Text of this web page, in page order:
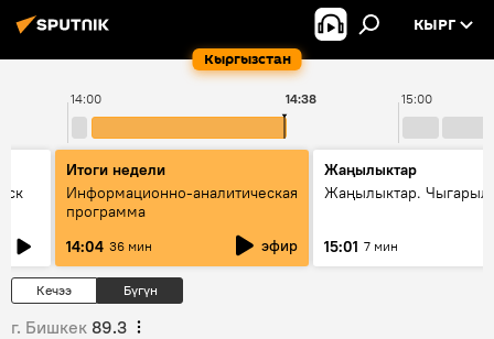
Кыргызстан
КЫРГ
14:00 15:00
14:38
Итоги недели
Информационно-аналитическая
программа
14:04 36 мин эфир
Жаңылыктар
Жаңылыктар.
15:01 7 мин
Кечээ Бүгүн
г. Бишкек 89.3